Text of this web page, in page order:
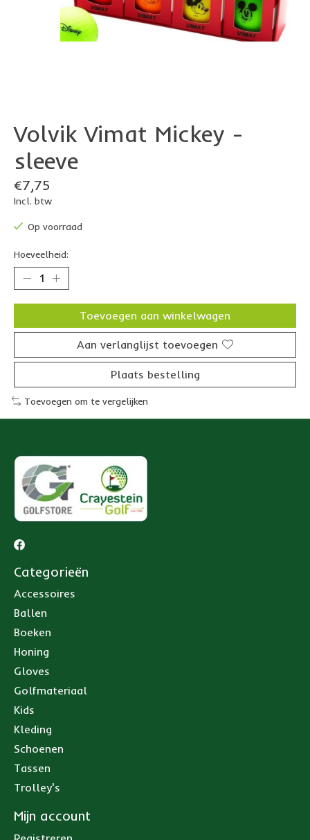
Volvik Vimat Mickey -
sleeve
€7,75
Incl. btw
Op voorraad
Hoeveelheid:
Toevoegen aan winkelwagen
Aan verlanglijst toevoegen
Plaats bestelling
Toevoegen om te vergelijken
Categorieën
Accessoires
Ballen
Boeken
Honing
Gloves
Golfmateriaal
Kids
Kleding
Schoenen
Tassen
Trolley's
Mijn account